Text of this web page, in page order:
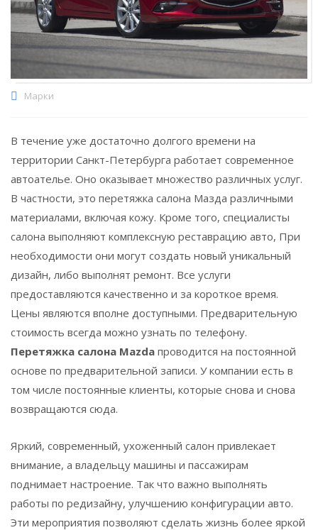
Марки
В течение уже достаточно долгого времени на
территории Санкт-Петербурга работает современное
автоателье. Оно оказывает множество различных услуг.
В частности, это перетяжка салона Мазда различными
материалами, включая кожу. Кроме того, специалисты
салона выполняют комплексную реставрацию авто, При
необходимости они могут создать новый уникальный
дизайн, либо выполнят ремонт. Все услуги
предоставляются качественно и за короткое время.
Цены являются вполне доступными. Предварительную
стоимость всегда можно узнать по телефону.
Перетяжка салона Mazda проводится на постоянной
основе по предварительной записи. У компании есть в
том числе постоянные клиенты, которые снова и снова
возвращаются сюда.
Яркий, современный, ухоженный салон привлекает
внимание, а владельцу машины и пассажирам
поднимает настроение. Так что важно выполнять
работы по редизайну, улучшению конфигурации авто.
Эти мероприятия позволяют сделать жизнь более яркой